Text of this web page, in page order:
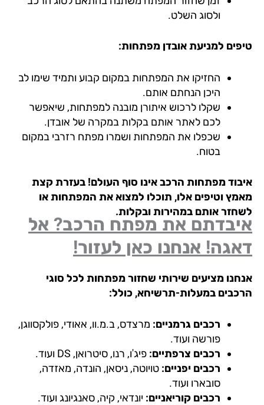
ולסוג השלט.
למניעת אובדן מפתחות:
החזיקו את המפתחות במקום קבוע ותמיד שימו לב
היכן הנחתם אותם.
שקלו לרכוש איתורן מובנה למפתחות, שיאפשר
לכם לאתר אותם בקלות במקרה של אובדן.
שכפלו את המפתחות ושמרו מפתח רזרבי במקום
בטוח.
מפתחות הרכב אינו סוף העולם! בעזרת קצת
וטיפים אלו, תוכלו למצוא את המפתחות או
אותם במהירות ובקלות.
את מפתח הרכב? אל
אנחנו כאן לעזור!
מציעים שירותי שחזור מפתחות לכל סוגי
במעלות-תרשיחא, כולל:
רכבים גרמניים:מרצדס, ב.מ.וו, אאודי, פולקסווגן,
פורשה ועוד.
רכבים צרפתיים:פיג'ו, רנו, סיטרואן, DS ועוד.
רכבים יפניים:טויוטה, ניסאן, הונדה, מאזדה,
סובארו ועוד.
רכבים קוריאניים:יונדאי, קיה, סאנגיונג ועוד.